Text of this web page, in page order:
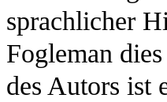
sprachlicher
Fogleman
des Autors ist